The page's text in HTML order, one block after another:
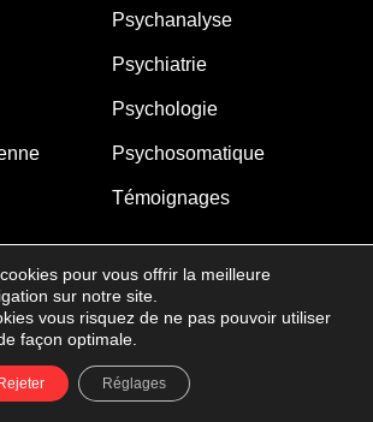
Psychanalyse
Psychiatrie
Psychologie
Psychosomatique
Témoignages
© 2005-2025 – La Gouberdière
Saint-Martin de Blagny
pour vous offrir la meilleure
sur notre site.
vous risquez de ne pas pouvoir utiliser
façon optimale.
Rejeter Réglages